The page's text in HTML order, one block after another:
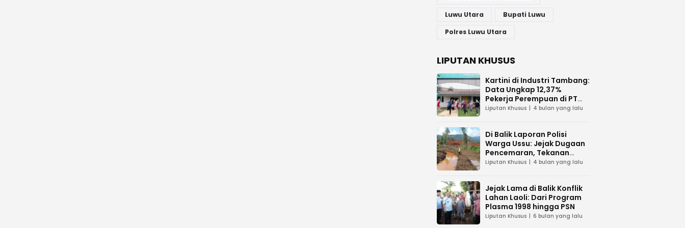
Luwu Utara
Bupati Luwu
Polres Luwu Utara
LIPUTAN KHUSUS
Kartini di Industri Tambang:
Data Ungkap 12,37%
Pekerja Perempuan di PT
Vale Indonesia
Liputan Khusus 4 bulan yang lalu
Di Balik Laporan Polisi
Warga Ussu: Jejak Dugaan
Pencemaran, Tekanan
Hukum, dan Desakan
Liputan Khusus 4 bulan yang lalu
Jejak Lama di Balik Konflik
Lahan Laoli: Dari Program
Plasma 1998 hingga PSN
Liputan Khusus 6 bulan yang lalu